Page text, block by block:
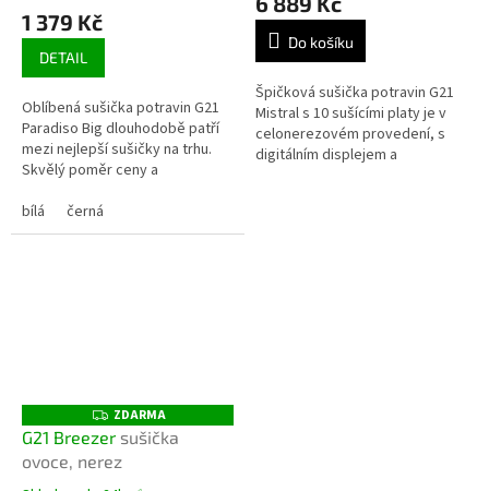
1 379 Kč
DETAIL
Oblíbená sušička potravin G21
Paradiso Big dlouhodobě patří
mezi nejlepší sušičky na trhu.
Skvělý poměr ceny a
bílá
černá
produktu
5,0
5
hvězdiček.
Do košíku
Špičková sušička potravin G21
Mistral s 10 sušícími platy je v
celonerezovém provedení, s
digitálním displejem a
Z
D
A
R
ZDARMA
G21 Breezer sušička
ovoce, nerez